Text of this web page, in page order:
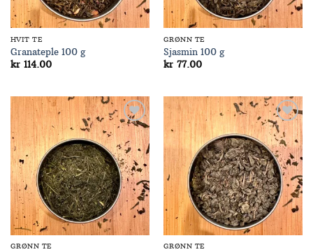
HVIT TE
Granateple 100 g
kr114.00
GRØNN TE
Sjasmin 100 g
kr77.00
Add to
Wishlist
GRØNN TE
Add to
Wishlist
GRØNN TE